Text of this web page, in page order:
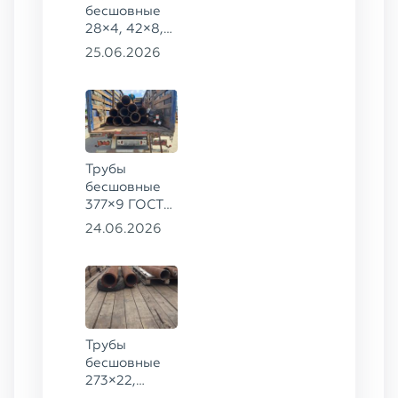
бесшовные
28×4, 42×8,
73×14,
20
25.06.2026
Трубы
бесшовные
377×9 ГОСТ
8732-78, ст.
24.06.2026
Трубы
бесшовные
273×22,